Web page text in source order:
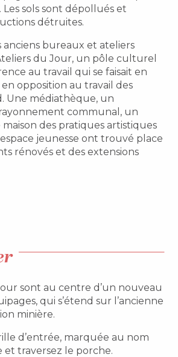
sols sont dépollués et
détruites.
anciens bureaux et ateliers
du Jour, un pôle culturel
au travail qui se faisait en
opposition au travail des
Une médiathèque, un
communal, un
des pratiques artistiques
jeunesse ont trouvé place
rénovés et des extensions
sont au centre d’un nouveau
qui s’étend sur l’ancienne
minière.
d’entrée, marquée au nom
et traversez le porche.